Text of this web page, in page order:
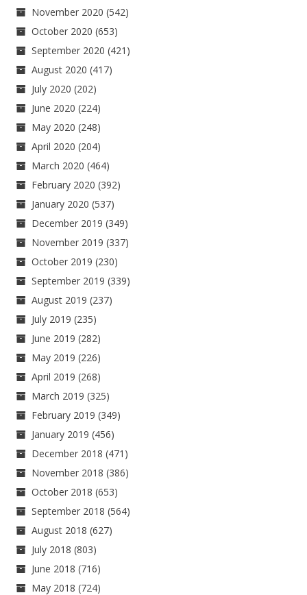
November 2020 (542)
October 2020 (653)
September 2020 (421)
August 2020 (417)
July 2020 (202)
June 2020 (224)
May 2020 (248)
April 2020 (204)
March 2020 (464)
February 2020 (392)
January 2020 (537)
December 2019 (349)
November 2019 (337)
October 2019 (230)
September 2019 (339)
August 2019 (237)
July 2019 (235)
June 2019 (282)
May 2019 (226)
April 2019 (268)
March 2019 (325)
February 2019 (349)
January 2019 (456)
December 2018 (471)
November 2018 (386)
October 2018 (653)
September 2018 (564)
August 2018 (627)
July 2018 (803)
June 2018 (716)
May 2018 (724)